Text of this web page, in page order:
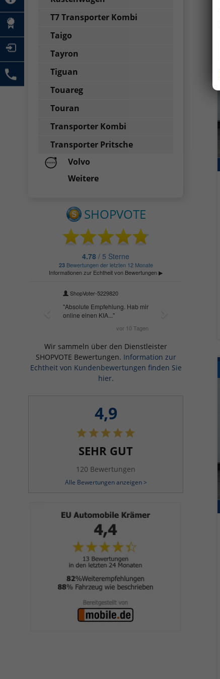
T7 Transporter Kombi
Taigo
Tayron
Tiguan
Touareg
Touran
Transporter Kombi
Transporter Pritsche
Volvo
Weitere
Wir sammeln über den Dienstleister
SHOPVOTE Bewertungen. Information zur
Echtheit von Kundenbewertungen finden Sie
hier.
4,9
SEHR GUT
120 Bewertungen
Alle Bewertungen anzeigen >